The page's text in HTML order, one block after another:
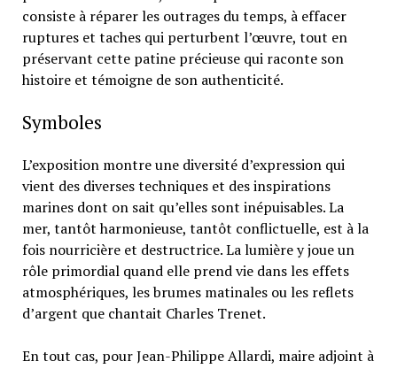
consiste à réparer les outrages du temps, à effacer
ruptures et taches qui perturbent l’œuvre, tout en
préservant cette patine précieuse qui raconte son
histoire et témoigne de son authenticité.
Symboles
L’exposition montre une diversité d’expression qui
vient des diverses techniques et des inspirations
marines dont on sait qu’elles sont inépuisables. La
mer, tantôt harmonieuse, tantôt conflictuelle, est à la
fois nourricière et destructrice. La lumière y joue un
rôle primordial quand elle prend vie dans les effets
atmosphériques, les brumes matinales ou les reflets
d’argent que chantait Charles Trenet.
En tout cas, pour Jean-Philippe Allardi, maire adjoint à